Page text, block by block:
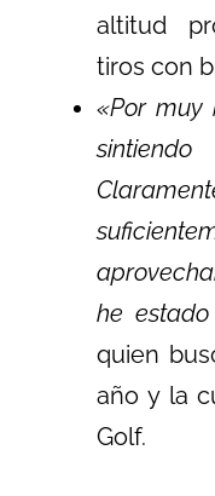
altitud
tiros con
«Por muy
he
quien
año y la
Golf.